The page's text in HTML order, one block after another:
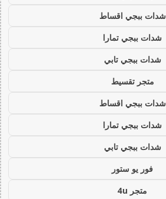
شدات ببجي اقساط
شدات ببجي تمارا
شدات ببجي تابي
متجر تقسيط
شدات ببجي اقساط
شدات ببجي تمارا
شدات ببجي تابي
فور يو ستور
متجر 4u